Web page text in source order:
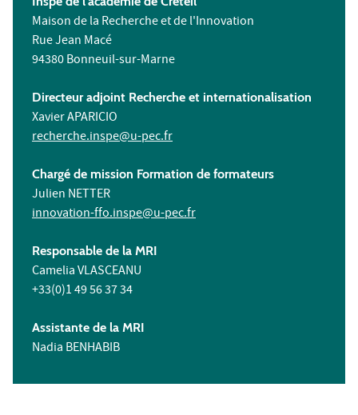
Maison de la Recherche et de l'Innovation
Rue Jean Macé
94380 Bonneuil-sur-Marne
Directeur adjoint Recherche et internationalisation
Xavier APARICIO
recherche.inspe@u-pec.fr
Chargé de mission Formation de formateurs
Julien NETTER
innovation-ffo.inspe@u-pec.fr
Responsable de la MRI
Camelia VLASCEANU
+33(0)1 49 56 37 34
Assistante de la MRI
Nadia BENHABIB